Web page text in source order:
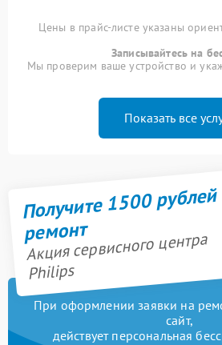
Цены в прайс-листе указаны
Записывайтесь на
Мы проверим ваше устройство и
Показать все
Получите 1500
ремонт
Акция сервисного центра
Philips
При оформлении заявки на
сайт,
действует персональная